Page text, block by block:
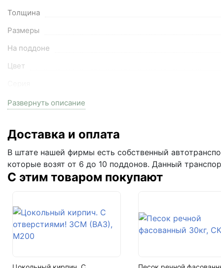
Толщина
Размеры
На поддоне
Цвет
Вес поддона
Водопоглощение
Залог за поддоны
Кол-во поддонов в машине
Развернуть описание
Доставка и оплата
В штате нашей фирмы есть собственный
которые возят от 6 до 10 поддонов. Данный
С этим товаром покупают